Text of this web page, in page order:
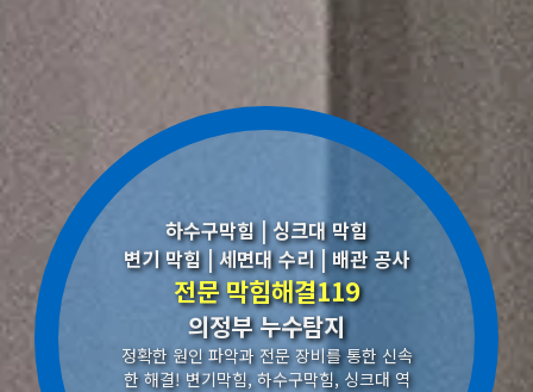
하수구막힘 | 싱크대 막힘
변기 막힘 | 세면대 수리 | 배관 공사
전문 막힘해결119
의정부 누수탐지
정확한 원인 파악과 전문 장비를 통한 신속
한 해결! 변기막힘, 하수구막힘, 싱크대 역